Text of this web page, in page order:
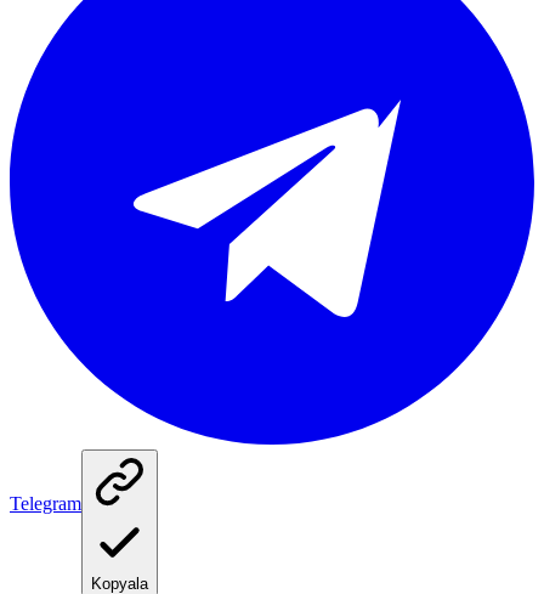
Telegram
Kopyala